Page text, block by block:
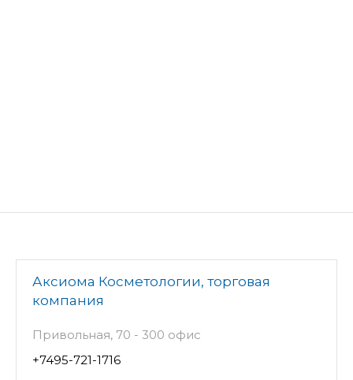
Аксиома Косметологии, торговая
компания
Привольная, 70 - 300 офис
+7495-721-1716